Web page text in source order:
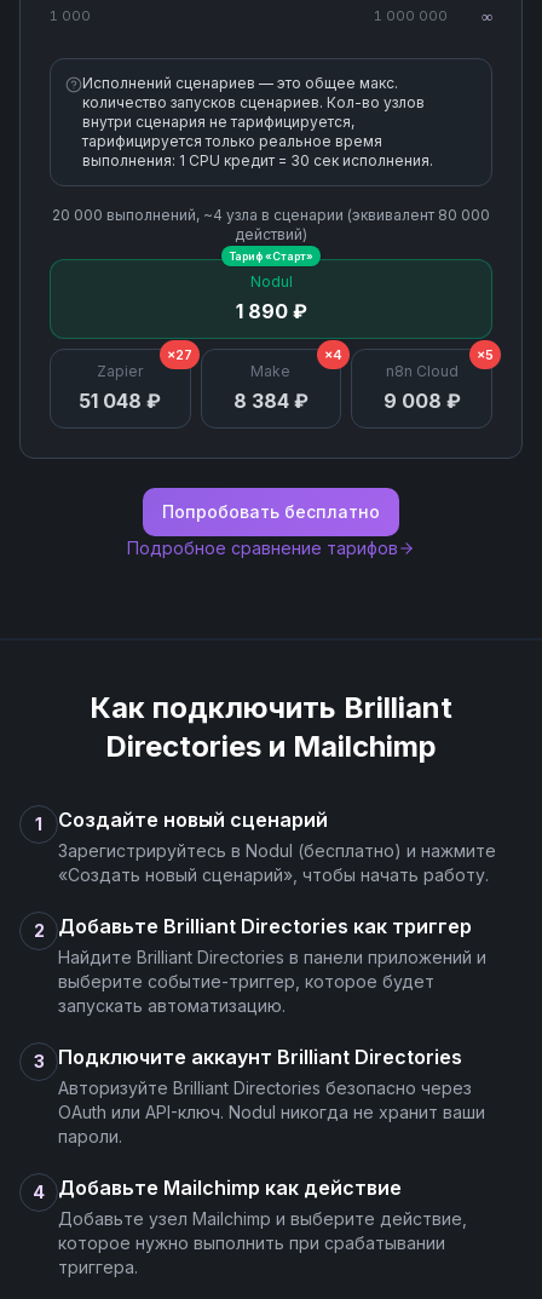
Send Campaign
Unsubscribe Email
1 000 1 000 000 ∞
Исполнений сценариев — это общее макс.
количество запусков сценариев. Кол-во узлов
внутри сценария не тарифицируется,
тарифицируется только реальное время
выполнения: 1 CPU кредит = 30 сек исполнения.
20 000 выполнений, ~4 узла в сценарии (эквивалент 80 000
действий)
Nodul
1 890 ₽
Тариф «Старт»
Zapier
51 048 ₽
×27
Make
8 384 ₽
×4
n8n Cloud
9 008 ₽
×5
Попробовать бесплатно
Подробное сравнение тарифов
Как подключить Brilliant
Directories и Mailchimp
1 Создайте новый сценарий
Зарегистрируйтесь в Nodul (бесплатно) и нажмите
«Создать новый сценарий», чтобы начать работу.
2 Добавьте Brilliant Directories как триггер
Найдите Brilliant Directories в панели приложений и
выберите событие-триггер, которое будет
запускать автоматизацию.
3 Подключите аккаунт Brilliant Directories
Авторизуйте Brilliant Directories безопасно через
OAuth или API-ключ. Nodul никогда не хранит ваши
пароли.
4 Добавьте Mailchimp как действие
Добавьте узел Mailchimp и выберите действие,
которое нужно выполнить при срабатывании
триггера.